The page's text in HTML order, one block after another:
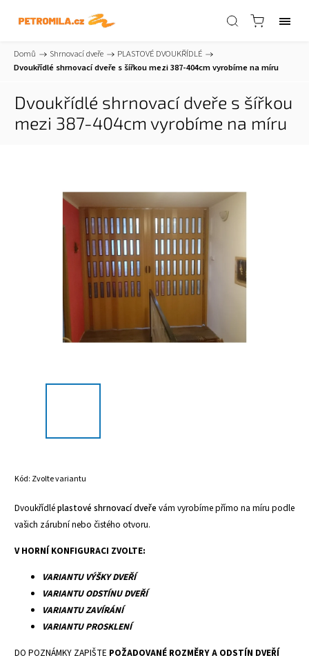
Domů / Shrnovací dveře / PLASTOVÉ DVOUKŘÍDLÉ /
Dvoukřídlé shrnovací dveře s šířkou mezi 387-404cm vyrobíme na míru
Dvoukřídlé shrnovací dveře s šířkou
mezi 387-404cm vyrobíme na míru
Kód: Zvolte variantu
Dvoukřídléplastové shrnovací dveře vám vyrobíme přímo na míru podle
vašich zárubní nebo čistého otvoru.
V HORNÍ KONFIGURACI ZVOLTE:
VARIANTU VÝŠKY DVEŘÍ
VARIANTU ODSTÍNU DVEŘÍ
VARIANTU ZAVÍRÁNÍ
VARIANTU PROSKLENÍ
DO POZNÁMKY ZAPIŠTE POŽADOVANÉ ROZMĚRY A ODSTÍN DVEŘÍ